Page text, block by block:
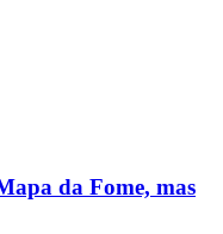
da Fome, mas